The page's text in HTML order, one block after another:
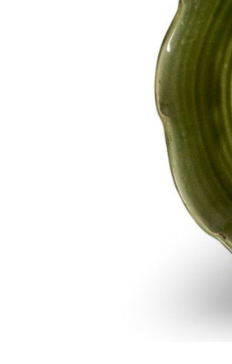
Sammetssoffor
Soffgrupper
Tygsoffor
Tillbehör till soffa